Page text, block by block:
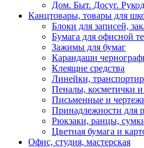
Дом. Быт. Досуг.
Канцтовары, товары для
Блоки для записей,
Бумага для офисной
Зажимы для бумаг
Карандаши
Клеящие средства
Линейки,
Пеналы, косметички
Письменные и
Принадлежности для
Рюкзаки, ранцы,
Цветная бумага и
Офис, студия, мастерская